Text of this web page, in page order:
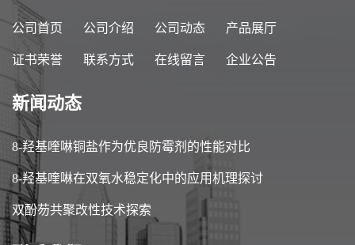
公司首页 公司介绍 公司动态 产品展厅
证书荣誉 联系方式 在线留言 企业公告
新闻动态
8-羟基喹啉铜盐作为优良防霉剂的性能对比
8-羟基喹啉在双氧水稳定化中的应用机理探讨
双酚芴共聚改性技术探索